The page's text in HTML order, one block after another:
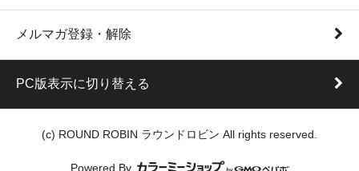
メルマガ登録・解除
PC版表示に切り替える
(c) ROUND ROBIN ラウンドロビン All rights reserved.
Powered By